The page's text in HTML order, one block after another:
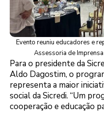
Evento reuniu educadores e
Assessoria de Imprensa
Para o presidente da
Aldo Dagostim, o
representa a maior
social da Sicredi. “Um
cooperação e educação